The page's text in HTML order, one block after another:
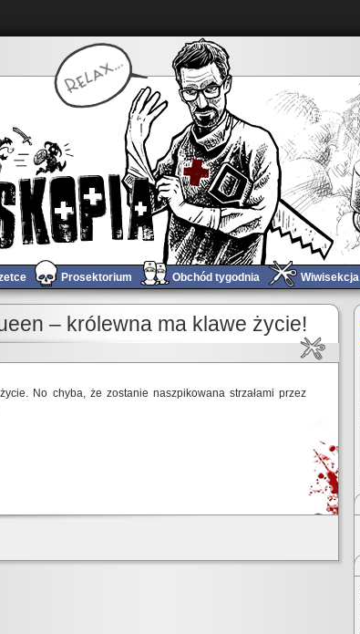
Prosektorium Obchód tygodnia Wiwisekcja
– królewna ma klawe życie!
No chyba, że zostanie naszpikowana strzałami przez